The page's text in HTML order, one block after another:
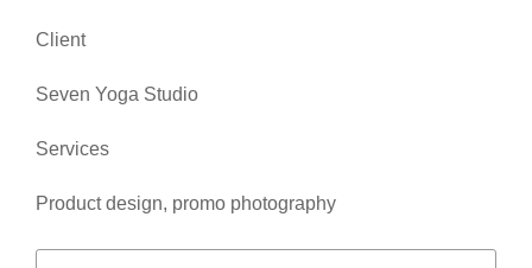
Client
Seven Yoga Studio
Services
Product design, promo photography